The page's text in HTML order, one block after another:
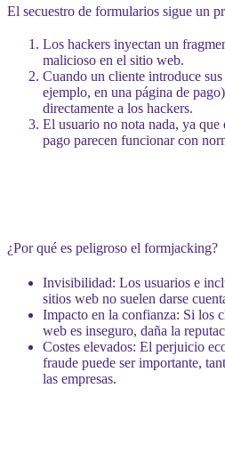
El secuestro de formularios sigue un
Los hackers inyectan un
malicioso en el sitio web.
Cuando un cliente introduce
ejemplo, en una página de
directamente a los hackers.
El usuario no nota nada, ya
pago parecen funcionar con
¿Por qué es peligroso el formjacking?
Invisibilidad: Los usuarios e
sitios web no suelen darse
Impacto en la confianza: Si los
web es inseguro, daña la
Costes elevados: El perjuicio
fraude puede ser importante,
las empresas.